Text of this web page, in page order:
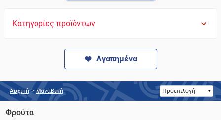
Κατηγορίες προϊόντων
Αγαπημένα
Αρχική > Μαναβική
Φρούτα